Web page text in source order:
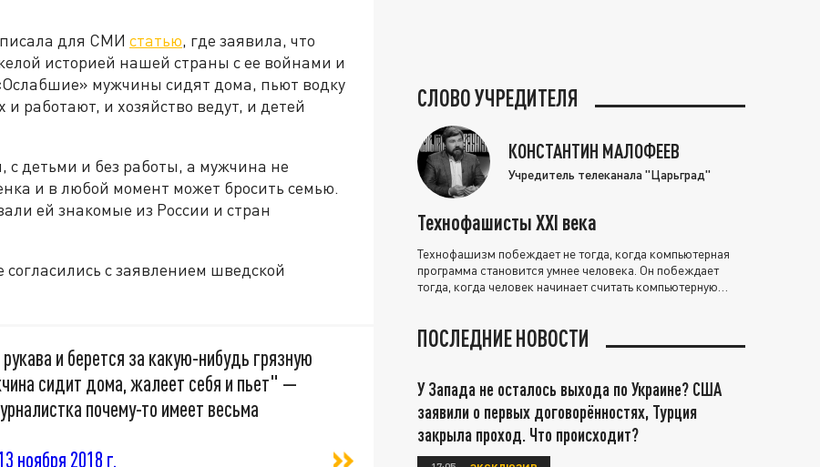
для СМИ статью, где заявила, что
историей нашей страны с ее войнами и
мужчины сидят дома, пьют водку
работают, и хозяйство ведут, и детей
детьми и без работы, а мужчина не
и в любой момент может бросить семью.
ей знакомые из России и стран
с заявлением шведской
и берется за какую-нибудь грязную
сидит дома, жалеет себя и пьет" —
почему-то имеет весьма
ноября 2018 г.
СЛОВО УЧРЕДИТЕЛЯ
КОНСТАНТИН МАЛОФЕЕВ
Учредитель телеканала "Царьград"
Технофашисты XXI века
Технофашизм побеждает не тогда, когда компьютерная
программа становится умнее человека. Он побеждает
тогда, когда человек начинает считать компьютерную
ПОСЛЕДНИЕ НОВОСТИ
У Запада не осталось выхода по Украине? США
заявили о первых договорённостях, Турция
закрыла проход. Что происходит?